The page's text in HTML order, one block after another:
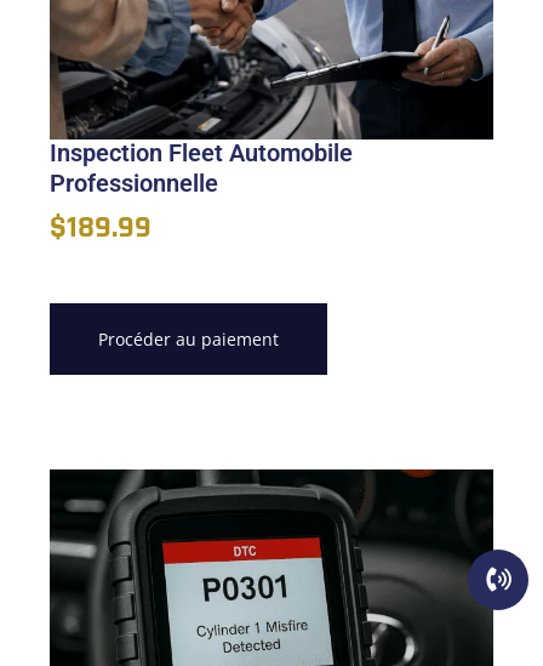
Inspection Fleet Automobile
Professionnelle
$189.99
Procéder au paiement